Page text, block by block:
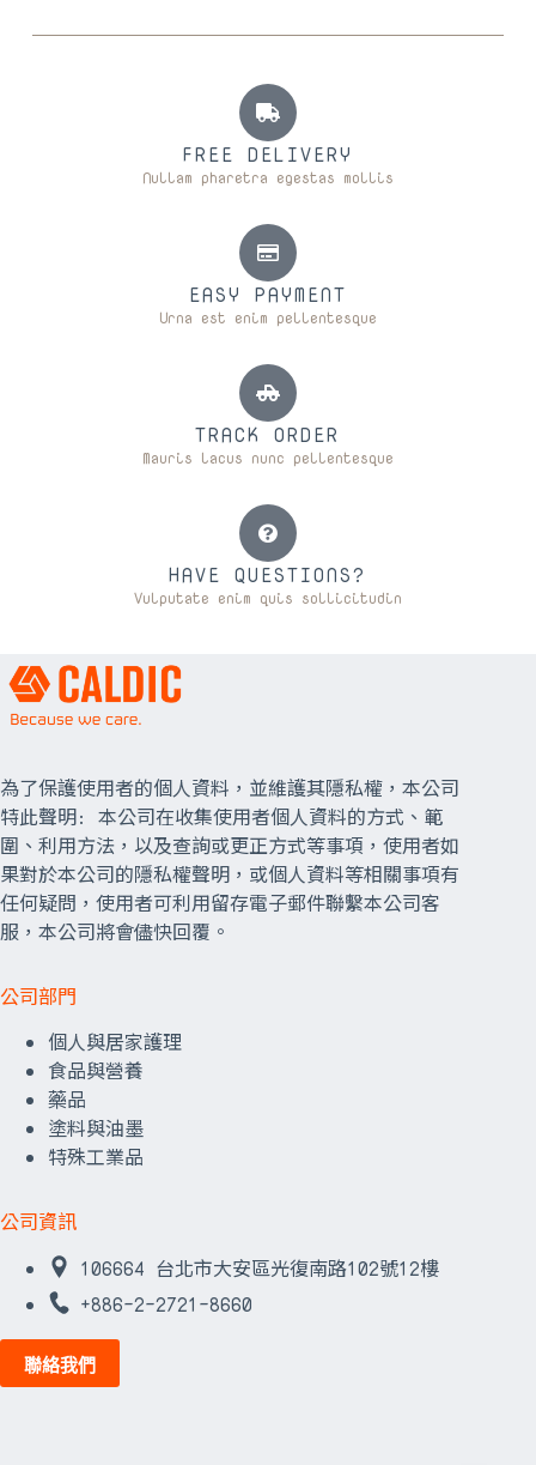
FREE DELIVERY
Nullam pharetra egestas mollis
EASY PAYMENT
Urna est enim pellentesque
TRACK ORDER
Mauris lacus nunc pellentesque
HAVE QUESTIONS?
Vulputate enim quis sollicitudin
為了保護使用者的個人資料，並維護其隱私權，本公司
特此聲明: 本公司在收集使用者個人資料的方式、範
圍、利用方法，以及查詢或更正方式等事項，使用者如
果對於本公司的隱私權聲明，或個人資料等相關事項有
任何疑問，使用者可利用留存電子郵件聯繫本公司客
服，本公司將會儘快回覆。
公司部門
個人與居家護理
食品與營養
藥品
塗料與油墨
特殊工業品
公司資訊
106664 台北市大安區光復南路102號12樓
+886-2-2721-8660
聯絡我們